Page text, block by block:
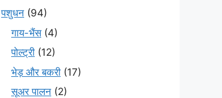
पशुधन (94)
गाय-भैंस(4)
पोल्ट्री (12)
भेड़ और बकरी (17)
सूअर पालन (2)